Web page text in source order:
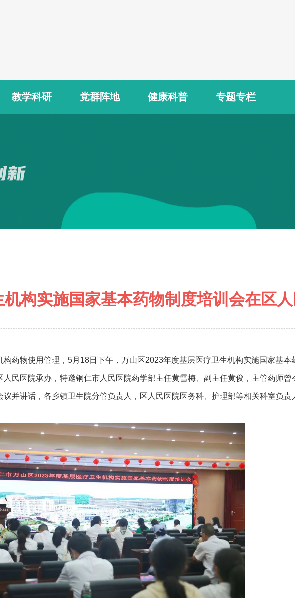
教学科研 党群阵地 健康科普 专题专栏
构实施国家基本药物制度培训会在区
药物使用管理， 5月 18日下午，万山区2023年度基层医疗卫生机构实施国家基本
民医院承办，特邀铜仁市人民医院药学部主任黄雪梅、副主任黄俊，主管药师
并讲话，各乡镇卫生院分管负责人，区人民医院医务科、护理部等相关科室负责